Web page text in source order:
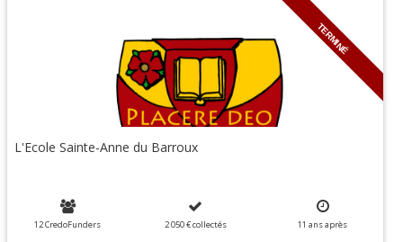
TERMINÉ
L'Ecole Sainte-Anne du Barroux
12 CredoFunders 2 050 €collectés 11 ansaprès